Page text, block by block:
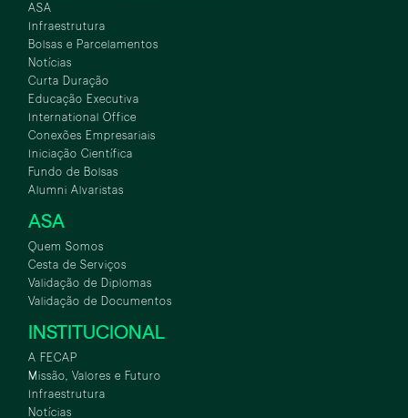
ASA
Infraestrutura
Bolsas e Parcelamentos
Notícias
Curta Duração
Educação Executiva
International Office
Conexões Empresariais
Iniciação Científica
Fundo de Bolsas
Alumni Alvaristas
ASA
Quem Somos
Cesta de Serviços
Validação de Diplomas
Validação de Documentos
INSTITUCIONAL
A FECAP
Missão, Valores e Futuro
Infraestrutura
Notícias